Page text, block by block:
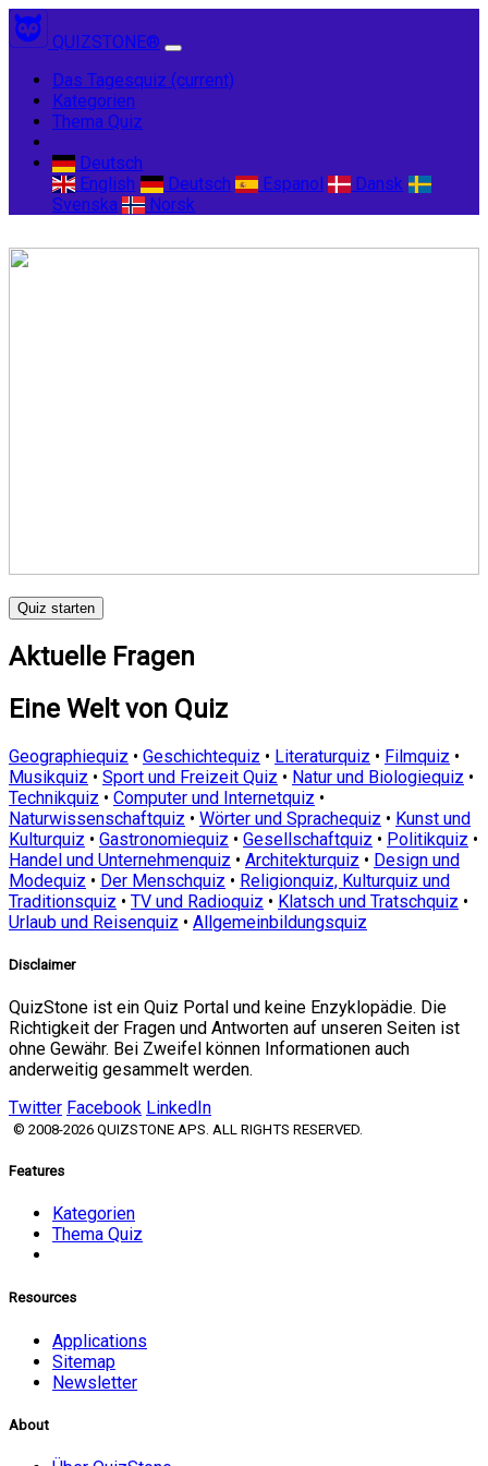
QUIZSTONE®
Das Tagesquiz (current)
Kategorien
Thema Quiz
Deutsch
English
Deutsch Espanol
Dansk
Svenska
Norsk
Quiz starten
Aktuelle Fragen
Eine Welt von Quiz
Geographiequiz • Geschichtequiz • Literaturquiz • Filmquiz •
Musikquiz • Sport und Freizeit Quiz • Natur und Biologiequiz •
Technikquiz • Computer und Internetquiz •
Naturwissenschaftquiz • Wörter und Sprachequiz • Kunst und
Kulturquiz • Gastronomiequiz • Gesellschaftquiz • Politikquiz •
Handel und Unternehmenquiz • Architekturquiz • Design und
Modequiz • Der Menschquiz • Religionquiz, Kulturquiz und
Traditionsquiz • TV und Radioquiz • Klatsch und Tratschquiz •
Urlaub und Reisenquiz • Allgemeinbildungsquiz
Disclaimer
QuizStone ist ein Quiz Portal und keine Enzyklopädie. Die
Richtigkeit der Fragen und Antworten auf unseren Seiten ist
ohne Gewähr. Bei Zweifel können Informationen auch
anderweitig gesammelt werden.
Twitter Facebook LinkedIn
© 2008-2026 QUIZSTONE APS. ALL RIGHTS RESERVED.
Features
Kategorien
Thema Quiz
Resources
Applications
Sitemap
Newsletter
About